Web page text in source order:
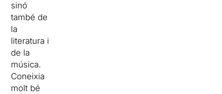
sinó
també de
la
literatura i
de la
música.
Coneixia
molt bé